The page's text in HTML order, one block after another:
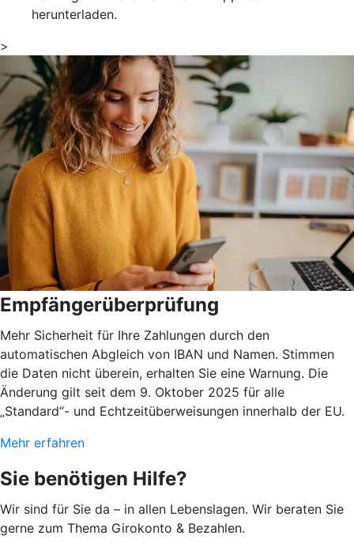
herunterladen.
>
Empfängerüberprüfung
Mehr Sicherheit für Ihre Zahlungen durch den
automatischen Abgleich von IBAN und Namen. Stimmen
die Daten nicht überein, erhalten Sie eine Warnung. Die
Änderung gilt seit dem 9. Oktober 2025 für alle
„Standard“- und Echtzeitüberweisungen innerhalb der EU.
Mehr erfahren
Sie benötigen Hilfe?
Wir sind für Sie da – in allen Lebenslagen. Wir beraten Sie
gerne zum Thema Girokonto & Bezahlen.